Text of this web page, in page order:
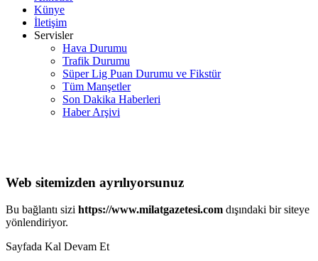
Künye
İletişim
Servisler
Hava Durumu
Trafik Durumu
Süper Lig Puan Durumu ve Fikstür
Tüm Manşetler
Son Dakika Haberleri
Haber Arşivi
Web sitemizden ayrılıyorsunuz
Bu bağlantı sizi https://www.milatgazetesi.com dışındaki bir siteye
yönlendiriyor.
Sayfada Kal Devam Et